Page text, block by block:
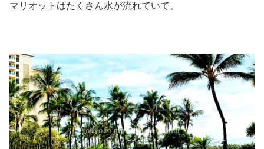
マリオットはたくさん水が流れていて、